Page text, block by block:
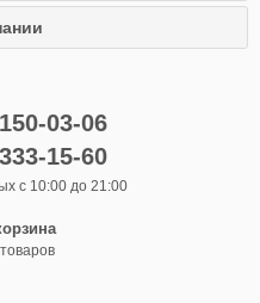
150-03-06
333-15-60
с 10:00 до 21:00